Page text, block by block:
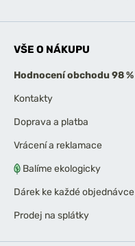
VŠE O NÁKUPU
Hodnocení obchodu 98 %
Kontakty
Doprava a platba
Vrácení a reklamace
Balíme ekologicky
Dárek ke každé objednávce
Prodej na splátky